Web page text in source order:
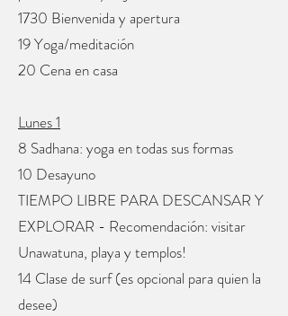
1730 Bienvenida y apertura
19 Yoga/meditación
20 Cena en casa
Lunes 1
8 Sadhana: yoga en todas sus formas
10 Desayuno
TIEMPO LIBRE PARA DESCANSAR Y
EXPLORAR - Recomendación: visitar
Unawatuna, playa y templos!
14 Clase de surf (es opcional para quien la
desee)